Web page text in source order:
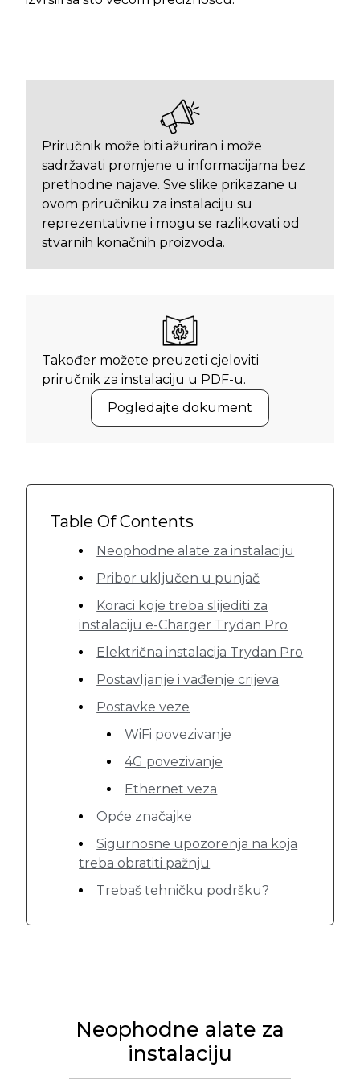
Priručnik može biti ažuriran i može
sadržavati promjene u informacijama bez
prethodne najave. Sve slike prikazane u
ovom priručniku za instalaciju su
reprezentativne i mogu se razlikovati od
stvarnih konačnih proizvoda.
Također možete preuzeti cjeloviti
priručnik za instalaciju u PDF-u.
Pogledajte dokument
Table Of Contents
Neophodne alate za instalaciju
Pribor uključen u punjač
Koraci koje treba slijediti za
instalaciju e-Charger Trydan Pro
Električna instalacija Trydan Pro
Postavljanje i vađenje crijeva
Postavke veze
WiFi povezivanje
4G povezivanje
Ethernet veza
Opće značajke
Sigurnosne upozorenja na koja
treba obratiti pažnju
Trebaš tehničku podršku?
Neophodne alate za
instalaciju